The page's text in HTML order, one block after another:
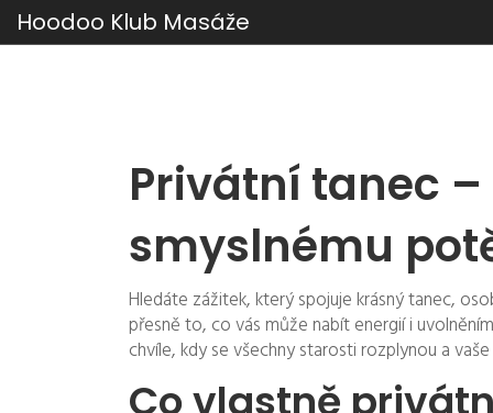
Hoodoo Klub Masáže
Privátní tanec
smyslnému
Hledáte zážitek, který spojuje krásný tanec,
přesně to, co vás může nabít energií i
chvíle, kdy se všechny starosti rozplynou a
Co vlastně